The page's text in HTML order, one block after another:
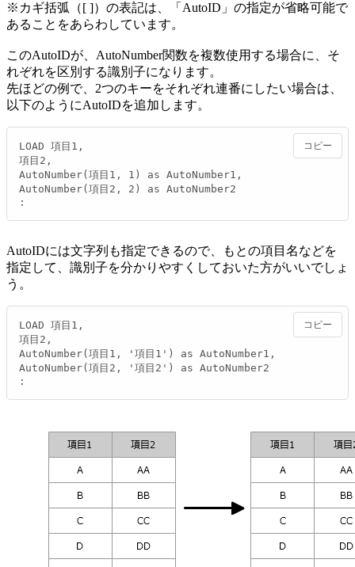
※カギ括弧（[ ]）の表記は、「AutoID」の指定が省略可能で
あることをあらわしています。
このAutoIDが、AutoNumber関数を複数使用する場合に、そ
れぞれを区別する識別子になります。
先ほどの例で、2つのキーをそれぞれ連番にしたい場合は、
以下のようにAutoIDを追加します。
LOAD 項目1,
項目2,
AutoNumber(項目1, 1) as AutoNumber1,
AutoNumber(項目2, 2) as AutoNumber2
:
コピー
AutoIDには文字列も指定できるので、もとの項目名などを
指定して、識別子を分かりやすくしておいた方がいいでしょ
う。
LOAD 項目1,
項目2,
AutoNumber(項目1, '項目1') as AutoNumber1,
AutoNumber(項目2, '項目2') as AutoNumber2
:
コピー